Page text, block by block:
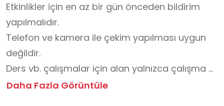
Etkinlikler için en az bir gün önceden bildirim
yapılmalıdır.
Telefon ve kamera ile çekim yapılması uygun
değildir.
Ders vb. çalışmalar için alan yalnızca çalışma
saatlerinde kullanıma açıktır.
Daha Fazla Görüntüle